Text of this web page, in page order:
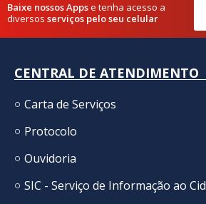
Baixe nossos Appse tenha acesso a
diversos serviços pelo seu celular
CENTRAL DE ATENDIMENTO
Carta de Serviços
Protocolo
Ouvidoria
SIC - Serviço de Informação ao